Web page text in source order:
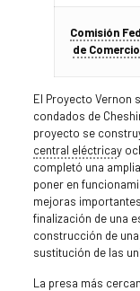
Comisión
de Comercio
El Proyecto Vernon
condados de
proyecto se
central eléctricay
completó una
poner en
mejoras
finalización de una
construcción de
sustitución de las
La presa más